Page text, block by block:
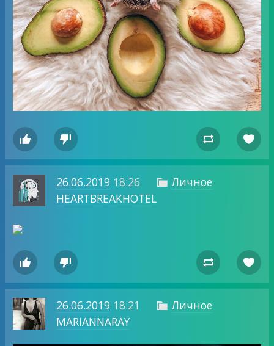
   
26.06.201918:26  Личное
HEARTBREAKHOTEL
   
26.06.201918:21  Личное
MARIANNARAY